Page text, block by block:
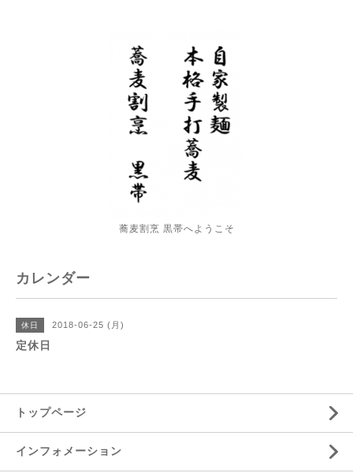
蕎麦割烹 黒帯へようこそ
カレンダー
休日 2018-06-25 (月)
定休日
トップページ
インフォメーション